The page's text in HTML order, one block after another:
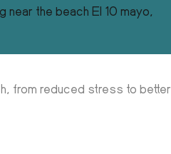
near the beach El 10 mayo,
from reduced stress to better